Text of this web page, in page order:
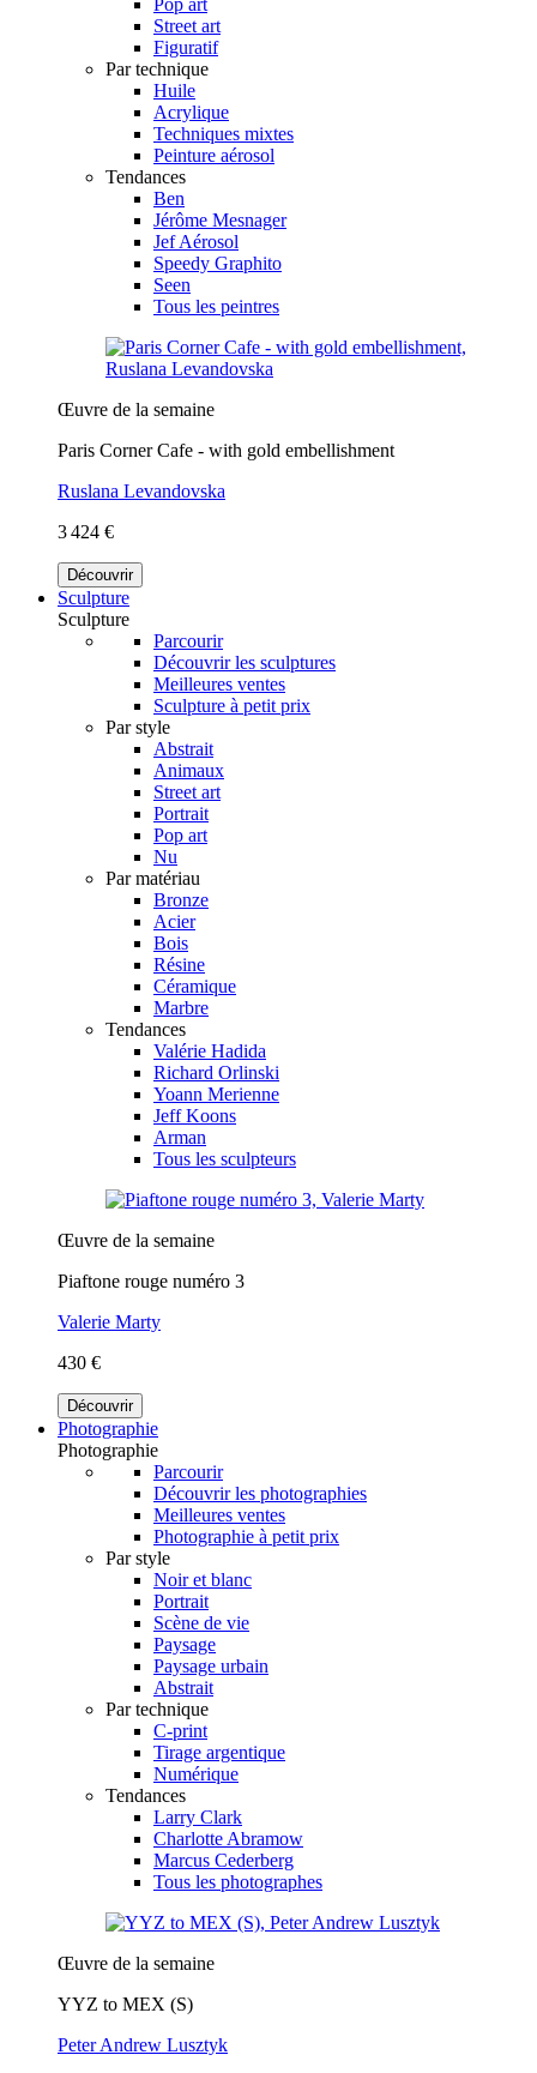
Street art
Figuratif
Par technique
Huile
Acrylique
Techniques mixtes
Peinture aérosol
Tendances
Ben
Jérôme Mesnager
Jef Aérosol
Speedy Graphito
Seen
Tous les peintres
Œuvre de la semaine
Paris Corner Cafe - with gold embellishment
Ruslana Levandovska
3 424 €
Découvrir
Sculpture
Sculpture
Parcourir
Découvrir les sculptures
Meilleures ventes
Sculpture à petit prix
Par style
Abstrait
Animaux
Street art
Portrait
Pop art
Nu
Par matériau
Bronze
Acier
Bois
Résine
Céramique
Marbre
Tendances
Valérie Hadida
Richard Orlinski
Yoann Merienne
Jeff Koons
Arman
Tous les sculpteurs
Œuvre de la semaine
Piaftone rouge numéro 3
Valerie Marty
430 €
Découvrir
Photographie
Photographie
Parcourir
Découvrir les photographies
Meilleures ventes
Photographie à petit prix
Par style
Noir et blanc
Portrait
Scène de vie
Paysage
Paysage urbain
Abstrait
Par technique
C-print
Tirage argentique
Numérique
Tendances
Larry Clark
Charlotte Abramow
Marcus Cederberg
Tous les photographes
Œuvre de la semaine
YYZ to MEX (S)
Peter Andrew Lusztyk